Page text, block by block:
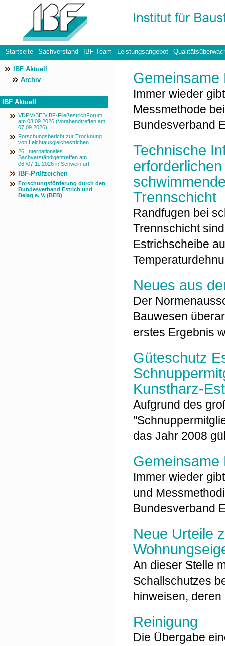
Startseite Sachverstand IBF-Team Leistungsangebot
Datenschutzerklärung
IBF Aktuell
Archiv
IBF Aktuell
VDPM/BEB/IBF-FließestrichForum
am 08.09.2026 (Vorabendtreffen am
07.09.2026)
Forschungsbericht zur Trocknung
von Leichtausgleichestrichen
26. Internationales
Sachverständigentreffen am
06./07.11.2026 in Schweinfurt
IBF-Prüfzeichen
Forschungsförderung durch den
Bundesverband Estrich und
Belag e. V. (BEB)
Gemeinsame
Immer wieder
Messmethode
Bundesverband
Technische
Trennschicht
Randfugen bei
Trennschicht
Estrichscheibe
Neues aus
Der
Bauwesen
erstes Ergebnis
Güteschutz
Kunstharz-
Aufgrund des
das Jahr 2008
Gemeinsame
Immer wieder
und
Bundesverband
Neue Urteile
An dieser Stelle
Schallschutzes
hinweisen,
Reinigung
Die Übergabe